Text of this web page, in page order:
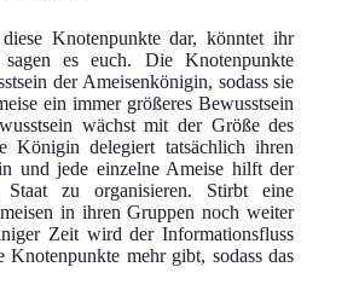
Knotenpunkte dar, könntet ihr
es euch. Die Knotenpunkte
der Ameisenkönigin, sodass sie
ein immer größeres Bewusstsein
wächst mit der Größe des
Königin delegiert tatsächlich ihren
und jede einzelne Ameise hilft der
zu organisieren. Stirbt eine
in ihren Gruppen noch weiter
Zeit wird der Informationsfluss
Knotenpunkte mehr gibt, sodass das